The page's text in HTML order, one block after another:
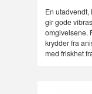
En
gir gode
omgivelsene.
krydder fra
med friskhet